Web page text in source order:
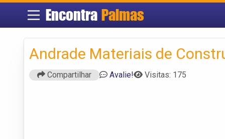
Encontra Palmas
Andrade Materiais de
Compartilhar Avalie! Visitas: 175